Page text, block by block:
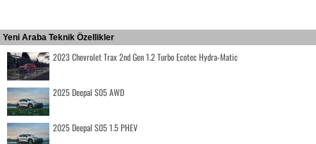
Yeni Araba Teknik Özellikler
2023 Chevrolet Trax 2nd Gen 1.2 Turbo Ecotec Hydra-Matic
2025 Deepal S05 AWD
2025 Deepal S05 1.5 PHEV